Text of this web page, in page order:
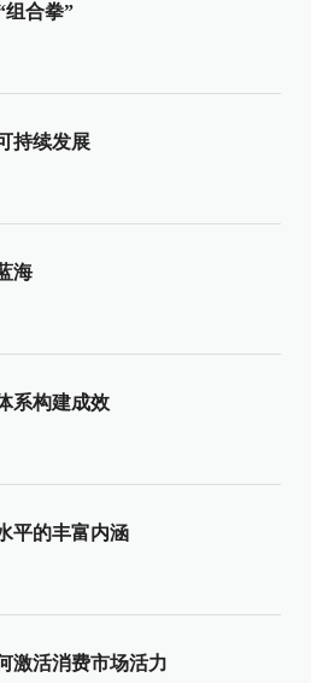
组合拳”
持续发展
海
系构建成效
平的丰富内涵
激活消费市场活力